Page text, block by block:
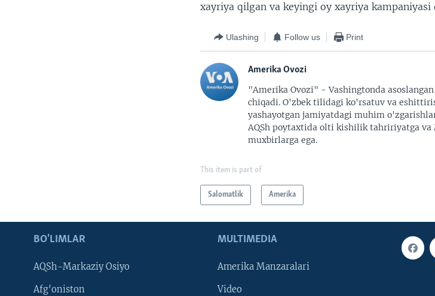
xayriya qilgan va keyingi oy xayriya
Ulashing Follow us Print
Amerika Ovozi
"Amerika Ovozi" - Vashingtonda
chiqadi. O'zbek tilidagi ko'rsatuv va
yashayotgan jamiyatdagi muhim
AQSh poytaxtida olti kishilik tahririyatga va
muxbirlarga ega.
This item is part of
Salomatlik Amerika
BO'LIMLAR
AQSh-Markaziy Osiyo
Afg'oniston
MULTIMEDIA
Amerika Manzaralari
Video